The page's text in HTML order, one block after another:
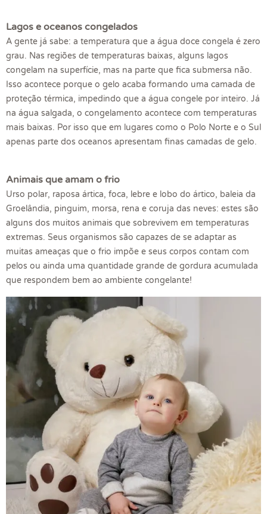
Lagos e oceanos congelados
A gente já sabe: a temperatura que a água doce congela é zero
grau. Nas regiões de temperaturas baixas, alguns lagos
congelam na superfície, mas na parte que fica submersa não.
Isso acontece porque o gelo acaba formando uma camada de
proteção térmica, impedindo que a água congele por inteiro. Já
na água salgada, o congelamento acontece com temperaturas
mais baixas. Por isso que em lugares como o Polo Norte e o Sul
apenas parte dos oceanos apresentam finas camadas de gelo.
Animais que amam o frio
Urso polar, raposa ártica, foca, lebre e lobo do ártico, baleia da
Groelândia, pinguim, morsa, rena e coruja das neves: estes são
alguns dos muitos animais que sobrevivem em temperaturas
extremas. Seus organismos são capazes de se adaptar as
muitas ameaças que o frio impõe e seus corpos contam com
pelos ou ainda uma quantidade grande de gordura acumulada
que respondem bem ao ambiente congelante!